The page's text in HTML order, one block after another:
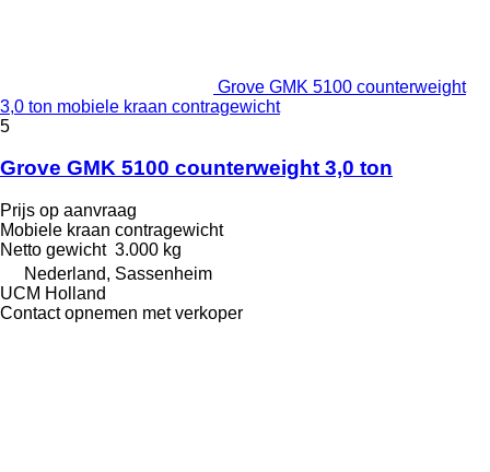
Grove GMK 5100 counterweight
3,0 ton mobiele kraan contragewicht
5
Grove GMK 5100 counterweight 3,0 ton
Prijs op aanvraag
Mobiele kraan contragewicht
Netto gewicht 3.000 kg
Nederland, Sassenheim
UCM Holland
Contact opnemen met verkoper